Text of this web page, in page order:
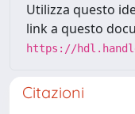
Utilizza questo
link a questo
https://
Citazioni